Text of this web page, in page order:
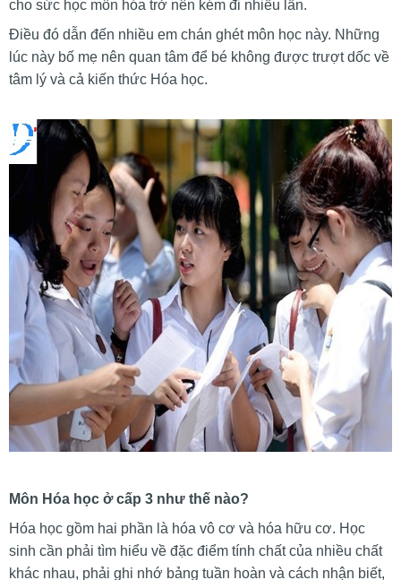
cho sức học môn hóa trở nên kém đi nhiều lần.
Điều đó dẫn đến nhiều em chán ghét môn học này. Những
lúc này bố mẹ nên quan tâm để bé không được trượt dốc về
tâm lý và cả kiến thức Hóa học.
Môn Hóa học ở cấp 3 như thế nào?
Hóa học gồm hai phần là hóa vô cơ và hóa hữu cơ. Học
sinh cần phải tìm hiểu về đặc điểm tính chất của nhiều chất
khác nhau, phải ghi nhớ bảng tuần hoàn và cách nhận biết,